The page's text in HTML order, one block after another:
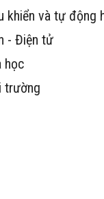
khiển và tự động
- Điện tử
học
trường